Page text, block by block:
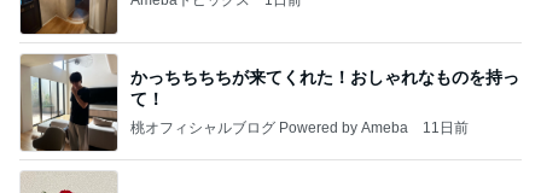
かっちちちちが来てくれた！おしゃれなものを持っ
て！
桃オフィシャルブログ Powered by Ameba 11日前